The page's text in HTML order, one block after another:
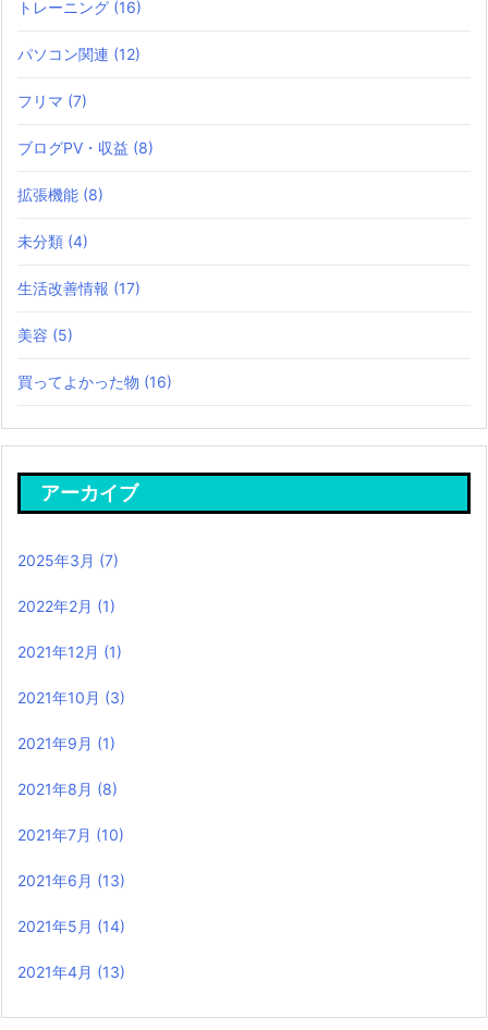
トレーニング (16)
パソコン関連 (12)
フリマ (7)
ブログPV・収益 (8)
拡張機能 (8)
未分類 (4)
生活改善情報 (17)
美容 (5)
買ってよかった物 (16)
アーカイブ
2025年3月 (7)
2022年2月 (1)
2021年12月 (1)
2021年10月 (3)
2021年9月 (1)
2021年8月 (8)
2021年7月 (10)
2021年6月 (13)
2021年5月 (14)
2021年4月 (13)